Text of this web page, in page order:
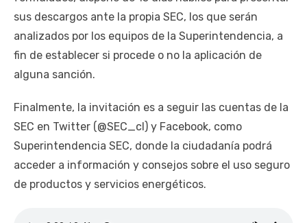
sus descargos ante la propia SEC, los que serán
analizados por los equipos de la Superintendencia, a
fin de establecer si procede o no la aplicación de
alguna sanción.
Finalmente, la invitación es a seguir las cuentas de la
SEC en Twitter (@SEC_cl) y Facebook, como
Superintendencia SEC, donde la ciudadanía podrá
acceder a información y consejos sobre el uso seguro
de productos y servicios energéticos.